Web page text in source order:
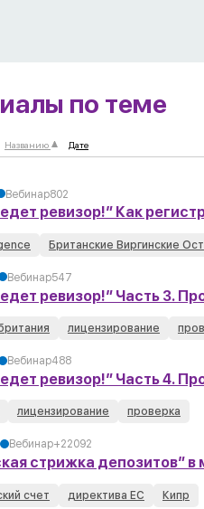
по теме
Названию Дате
Вебинар802
ревизор!” Как
Британские Виргинские
Вебинар547
ревизор!” Часть 3.
лицензирование
Вебинар488
ревизор!” Часть 4.
лицензирование проверка
Вебинар+22092
стрижка депозитов”
счет директива ЕС Кипр